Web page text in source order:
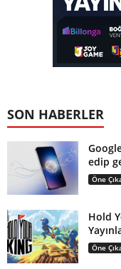
SON HABERLER
edip
Öne
Hold
Öne